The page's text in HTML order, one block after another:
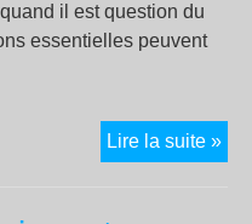
quand il est question du
essentielles peuvent
Lire la suite »
un